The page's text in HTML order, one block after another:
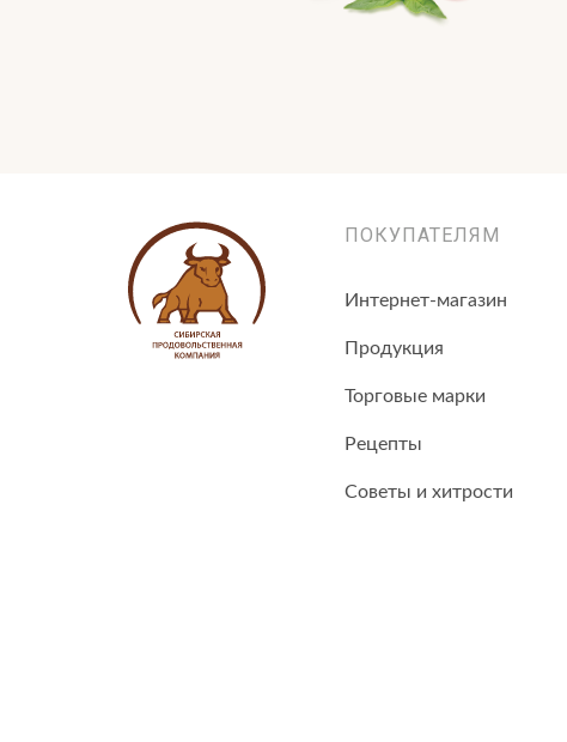
ПОКУПАТЕЛЯМ
Интернет-магазин
Продукция
Торговые марки
Рецепты
Советы и хитрости